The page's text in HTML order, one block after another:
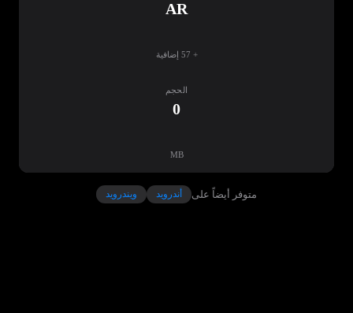
AR
+ 57 إضافية
الحجم
0
MB
متوفر أيضاً على أندرويد ويندرويد